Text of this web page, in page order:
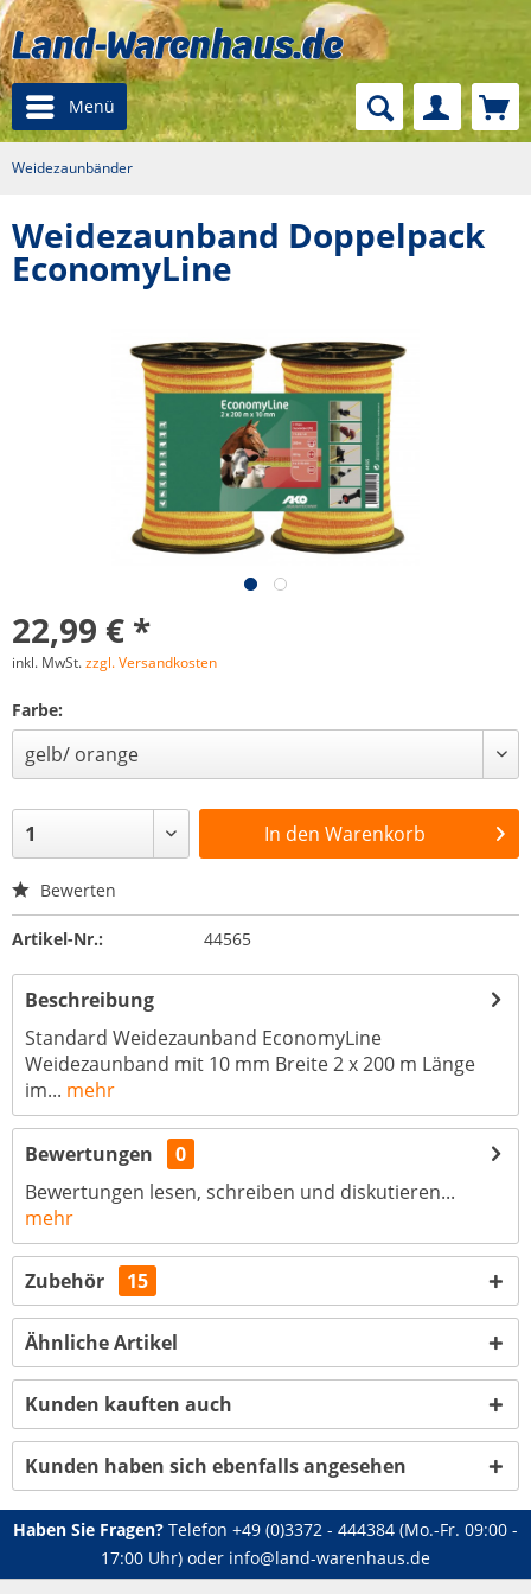
Menü
Weidezaunbänder
Weidezaunband Doppelpack
EconomyLine
22,99 € *
inkl. MwSt.zzgl. Versandkosten
Farbe:
In den Warenkorb
Bewerten
Artikel-Nr.: 44565
Beschreibung
Standard Weidezaunband EconomyLine
Weidezaunband mit 10 mm Breite 2 x 200 m Länge
im... mehr
Bewertungen
0
Bewertungen lesen, schreiben und diskutieren...
mehr
Zubehör 15
Ähnliche Artikel
Kunden kauften auch
Kunden haben sich ebenfalls angesehen
Haben Sie Fragen? Telefon +49 (0)3372 - 444384 (Mo.-Fr. 09:00 -
17:00 Uhr) oder info@land-warenhaus.de